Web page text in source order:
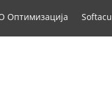
Оптимизација